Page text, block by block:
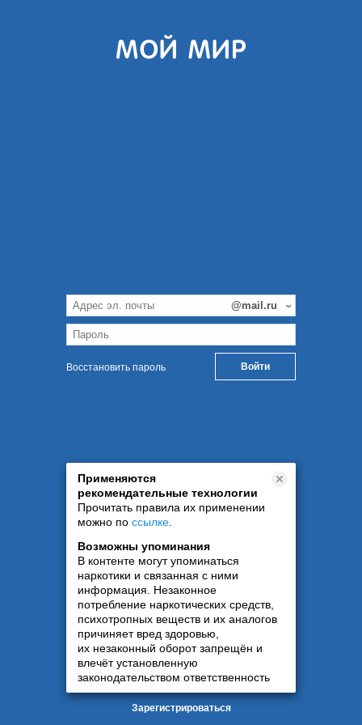
Восстановить пароль
Применяются
рекомендательные технологии
Прочитать правила их применении
можно по ссылке
Возможны упоминания
В контенте могут упоминаться
наркотики и связанная с ними
информация. Незаконное
потребление наркотических средств,
психотропных веществ и их аналогов
причиняет вред здоровью,
их незаконный оборот запрещён и
влечёт установленную
законодательством ответственность
Зарегистрироваться